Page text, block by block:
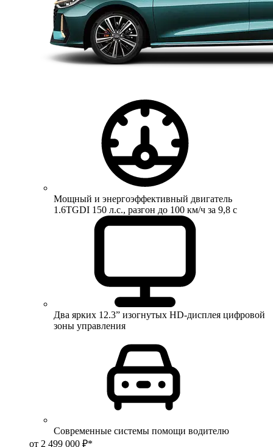
Мощный и энергоэффективный двигатель
1.6TGDI 150 л.с., разгон до 100 км/ч за 9,8 с
Два ярких 12.3” изогнутых HD-дисплея цифровой
зоны управления
Современные системы помощи водителю
от 2 499 000 ₽*